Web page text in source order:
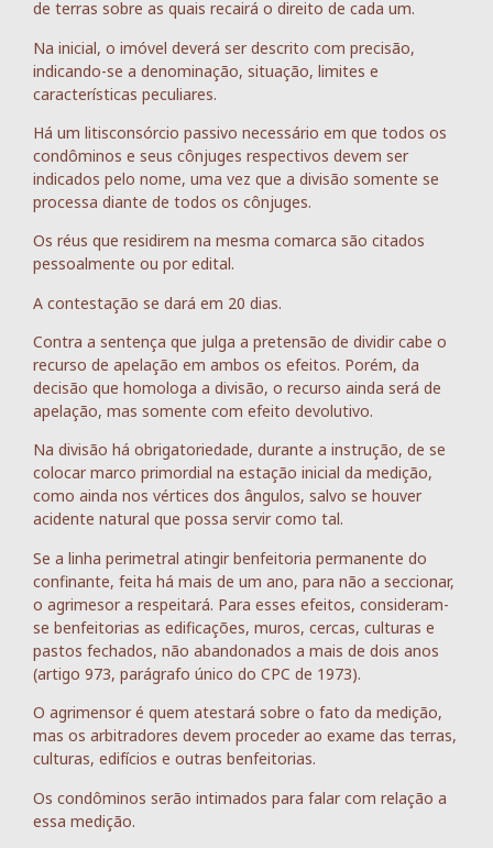
de terras sobre as quais recairá o direito de cada um.
Na inicial, o imóvel deverá ser descrito com precisão,
indicando-se a denominação, situação, limites e
características peculiares.
Há um litisconsórcio passivo necessário em que todos os
condôminos e seus cônjuges respectivos devem ser
indicados pelo nome, uma vez que a divisão somente se
processa diante de todos os cônjuges.
Os réus que residirem na mesma comarca são citados
pessoalmente ou por edital.
A contestação se dará em 20 dias.
Contra a sentença que julga a pretensão de dividir cabe o
recurso de apelação em ambos os efeitos. Porém, da
decisão que homologa a divisão, o recurso ainda será de
apelação, mas somente com efeito devolutivo.
Na divisão há obrigatoriedade, durante a instrução, de se
colocar marco primordial na estação inicial da medição,
como ainda nos vértices dos ângulos, salvo se houver
acidente natural que possa servir como tal.
Se a linha perimetral atingir benfeitoria permanente do
confinante, feita há mais de um ano, para não a seccionar,
o agrimesor a respeitará. Para esses efeitos, consideram-
se benfeitorias as edificações, muros, cercas, culturas e
pastos fechados, não abandonados a mais de dois anos
(artigo 973, parágrafo único do CPC de 1973).
O agrimensor é quem atestará sobre o fato da medição,
mas os arbitradores devem proceder ao exame das terras,
culturas, edifícios e outras benfeitorias.
Os condôminos serão intimados para falar com relação a
essa medição.